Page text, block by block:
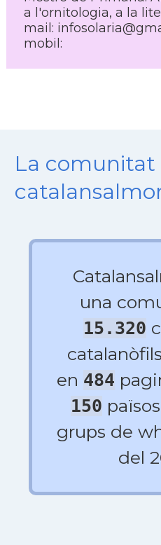
a l'ornitologia, a la
mail:
mobil:
La comunitat
una
15.320
en 484
150
grups de
del